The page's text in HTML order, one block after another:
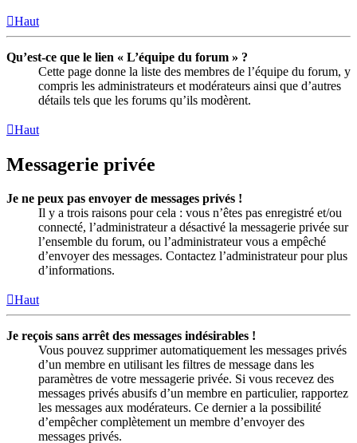
Haut
Qu’est-ce que le lien « L’équipe du forum » ?
Cette page donne la liste des membres de l’équipe du forum, y
compris les administrateurs et modérateurs ainsi que d’autres
détails tels que les forums qu’ils modèrent.
Haut
Messagerie privée
Je ne peux pas envoyer de messages privés !
Il y a trois raisons pour cela : vous n’êtes pas enregistré et/ou
connecté, l’administrateur a désactivé la messagerie privée sur
l’ensemble du forum, ou l’administrateur vous a empêché
d’envoyer des messages. Contactez l’administrateur pour plus
d’informations.
Haut
Je reçois sans arrêt des messages indésirables !
Vous pouvez supprimer automatiquement les messages privés
d’un membre en utilisant les filtres de message dans les
paramètres de votre messagerie privée. Si vous recevez des
messages privés abusifs d’un membre en particulier, rapportez
les messages aux modérateurs. Ce dernier a la possibilité
d’empêcher complètement un membre d’envoyer des
messages privés.